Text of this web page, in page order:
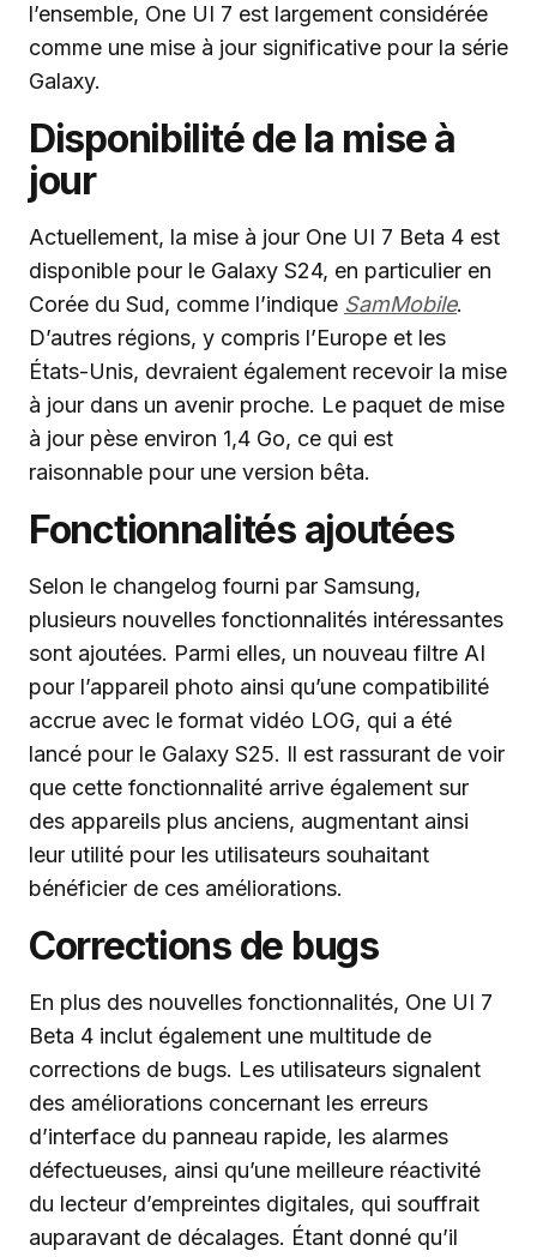
l’ensemble, One UI 7 est largement considérée
comme une mise à jour significative pour la série
Galaxy.
Disponibilité de la mise à
jour
Actuellement, la mise à jour One UI 7 Beta 4 est
disponible pour le Galaxy S24, en particulier en
Corée du Sud, comme l’indique SamMobile.
D’autres régions, y compris l’Europe et les
États-Unis, devraient également recevoir la mise
à jour dans un avenir proche. Le paquet de mise
à jour pèse environ 1,4 Go, ce qui est
raisonnable pour une version bêta.
Fonctionnalités ajoutées
Selon le changelog fourni par Samsung,
plusieurs nouvelles fonctionnalités intéressantes
sont ajoutées. Parmi elles, un nouveau filtre AI
pour l’appareil photo ainsi qu’une compatibilité
accrue avec le format vidéo LOG, qui a été
lancé pour le Galaxy S25. Il est rassurant de voir
que cette fonctionnalité arrive également sur
des appareils plus anciens, augmentant ainsi
leur utilité pour les utilisateurs souhaitant
bénéficier de ces améliorations.
Corrections de bugs
En plus des nouvelles fonctionnalités, One UI 7
Beta 4 inclut également une multitude de
corrections de bugs. Les utilisateurs signalent
des améliorations concernant les erreurs
d’interface du panneau rapide, les alarmes
défectueuses, ainsi qu’une meilleure réactivité
du lecteur d’empreintes digitales, qui souffrait
auparavant de décalages. Étant donné qu’il